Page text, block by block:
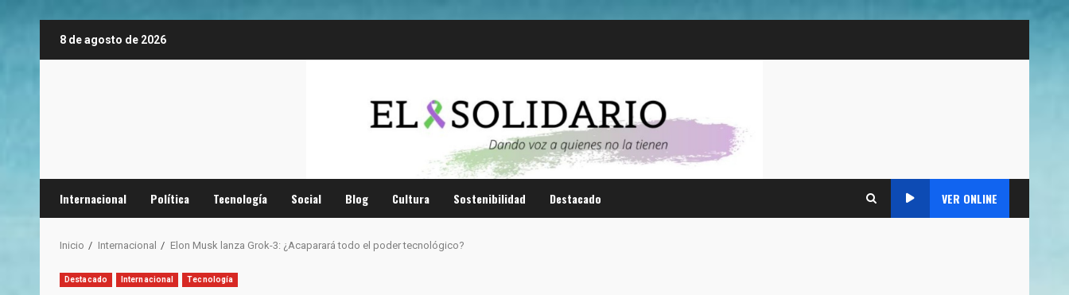
8 de agosto de 2026
Internacional Política Tecnología Social Blog Cultura Sostenibilidad Destacado VER ONLINE
Inicio Internacional Elon Musk lanza Grok-3: ¿Acaparará todo el poder tecnológico?
Destacado Internacional Tecnología